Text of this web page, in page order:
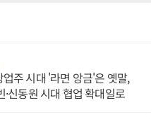
업주 시대 '라면 앙금'은 옛말,
·신동원 시대 협업 확대일로